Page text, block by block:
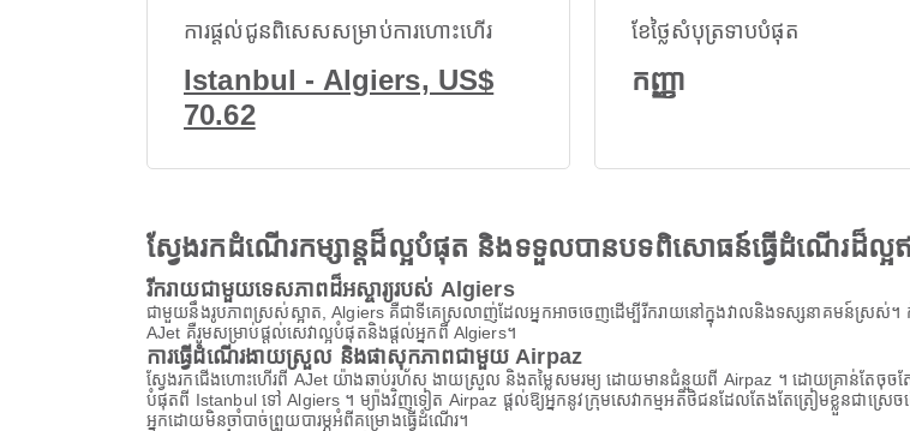
ការផ្តល់ជូនពិសេសសម្រាប់ការហោះហើរ
Istanbul - Algiers, US$
70.62
ខែថ្លៃសំបុត្រទាបបំផុត
កញ្ញា
ស្វែងរកដំណើរកម្សាន្តដ៏ល្អបំផុត និងទទួលបានបទពិសោធន៍ធ្វើដំណើរដ៏ល្អឥ
រីករាយជាមួយទេសភាពដ៏អស្ចារ្យរបស់ Algiers
ជាមួយនឹងរូបភាពស្រស់ស្អាត, Algiers គឺជាទីគេស្រលាញ់ដែលអ្នកអាចចេញដើម្បីរីករាយនៅក្នុងវាលនិងទស្សនាគមន៍ស្រស់។
AJet គឺរួមសម្រាប់ផ្តល់សេវាល្អបំផុតនិងផ្តល់អ្នកពី Algiers។
ការធ្វើដំណើរងាយស្រួល និងផាសុកភាពជាមួយ Airpaz
ស្វែងរកជើងហោះហើរពី AJet យ៉ាងឆាប់រហ័ស ងាយស្រួល និងតម្លៃសមរម្យ ដោយមានជំនួយពី Airpaz ។ ដោយគ្រាន់តែចុចត
បំផុតពី Istanbul ទៅ Algiers ។ ម្យ៉ាងវិញទៀត Airpaz ផ្តល់ឱ្យអ្នកនូវក្រុមសេវាកម្មអតិថិជនដែលតែងតែត្រៀមខ្លួនជាស្
អ្នកដោយមិនចាំបាច់ព្រួយបារម្ភអំពីគម្រោងធ្វើដំណើរ។